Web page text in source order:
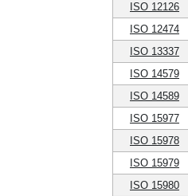
ISO 12126
ISO 12474
ISO 13337
ISO 14579
ISO 14589
ISO 15977
ISO 15978
ISO 15979
ISO 15980